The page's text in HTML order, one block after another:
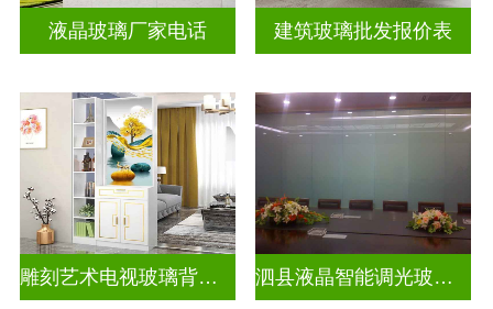
液晶玻璃厂家电话 建筑玻璃批发报价表
雕刻艺术电视玻璃背景墙 泗县液晶智能调光玻璃定做电话